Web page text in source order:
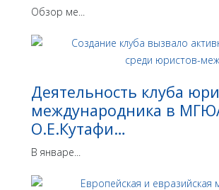
Обзор ме...
Деятельность клуба
международника в
О.Е.Кутафи…
В январе...